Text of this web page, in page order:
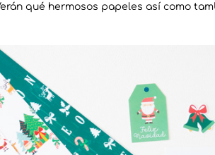
qué hermosos papeles así como